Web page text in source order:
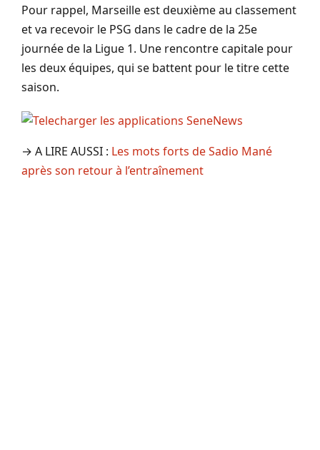
Pour rappel, Marseille est deuxième au classement
et va recevoir le PSG dans le cadre de la 25e
journée de la Ligue 1. Une rencontre capitale pour
les deux équipes, qui se battent pour le titre cette
saison.
→ A LIRE AUSSI : Les mots forts de Sadio Mané
après son retour à l’entraînement